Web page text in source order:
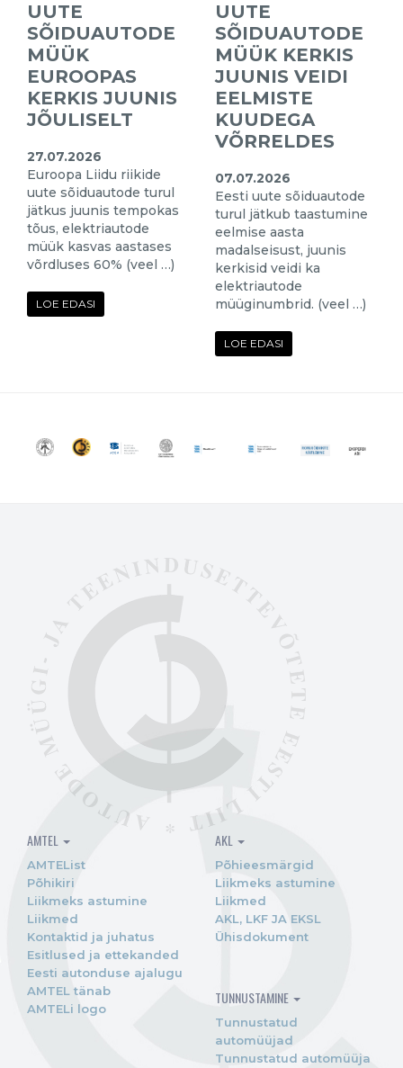
UUTE
SÕIDUAUTODE
MÜÜK
EUROOPAS
KERKIS JUUNIS
JÕULISELT
27.07.2026
Euroopa Liidu riikide
uute sõiduautode turul
jätkus juunis tempokas
tõus, elektriautode
müük kasvas aastases
võrdluses 60% (veel …)
LOE EDASI
UUTE
SÕIDUAUTODE
MÜÜK KERKIS
JUUNIS VEIDI
EELMISTE
KUUDEGA
VÕRRELDES
07.07.2026
Eesti uute sõiduautode
turul jätkub taastumine
eelmise aasta
madalseisust, juunis
kerkisid veidi ka
elektriautode
müüginumbrid. (veel …)
LOE EDASI
AMTEL
AMTEList
Põhikiri
Liikmeks astumine
Liikmed
Kontaktid ja juhatus
Esitlused ja ettekanded
Eesti autonduse ajalugu
AMTEL tänab
AMTELi logo
AKL
Põhieesmärgid
Liikmeks astumine
Liikmed
AKL, LKF JA EKSL
Ühisdokument
TUNNUSTAMINE
Tunnustatud
automüüjad
Tunnustatud automüüja